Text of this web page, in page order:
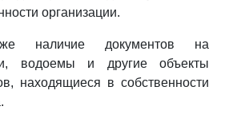
организации.
наличие документов на
водоемы и другие объекты
находящиеся в собственности